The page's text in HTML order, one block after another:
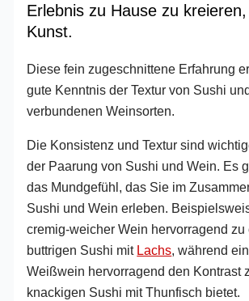
Erlebnis zu Hause zu
Kunst.
Diese fein zugeschnittene Erfahrung
gute Kenntnis der Textur von Sushi
verbundenen Weinsorten.
Die Konsistenz und Textur sind
der Paarung von Sushi und Wein. Es
das Mundgefühl, das Sie im
Sushi und Wein erleben.
cremig-weicher Wein hervorragend
buttrigen Sushi mit Lachs, während
Weißwein hervorragend den Kontrast
knackigen Sushi mit Thunfisch bietet.